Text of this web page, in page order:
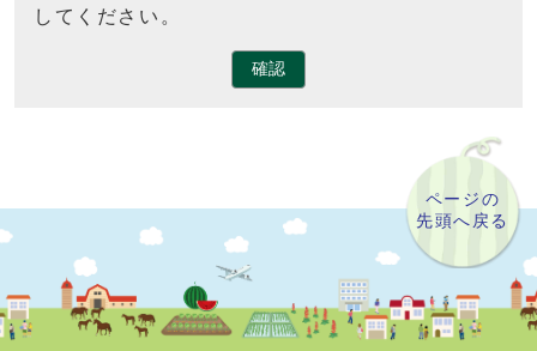
してください。
確認
ページの
先頭へ戻る